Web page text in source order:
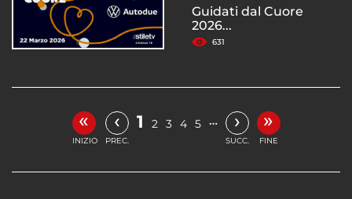
Guidati dal Cuore
2026...
631
«
INIZIO
‹
PREC.
1 2 3 4 5 … ›
SUCC.
»
FINE